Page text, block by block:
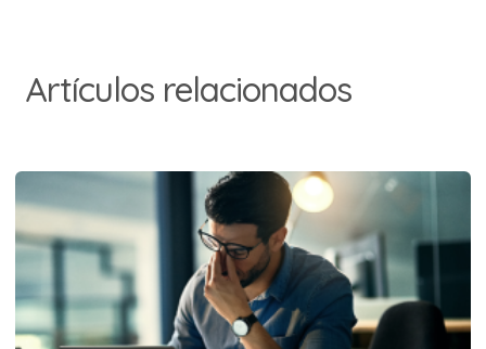
Artículos relacionados